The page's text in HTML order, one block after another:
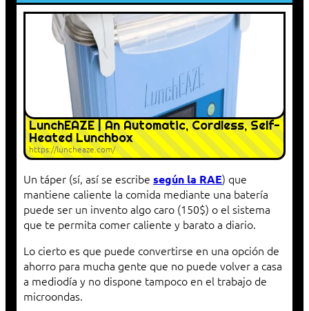
LunchEAZE | An Automatic, Cordless, Self-
Heated Lunchbox
https://luncheaze.com/
Un táper (sí, así se escribe según la RAE) que
mantiene caliente la comida mediante una batería
puede ser un invento algo caro (150$) o el sistema
que te permita comer caliente y barato a diario.
Lo cierto es que puede convertirse en una opción de
ahorro para mucha gente que no puede volver a casa
a mediodía y no dispone tampoco en el trabajo de
microondas.